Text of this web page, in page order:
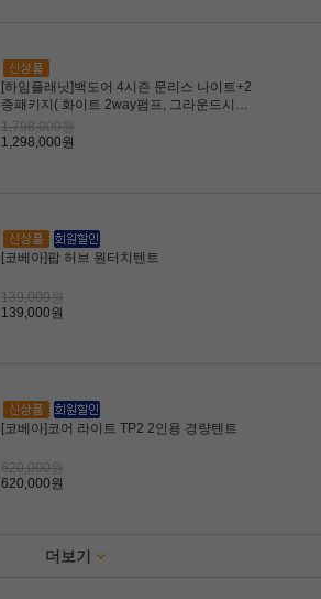
[하임플래닛]백도어 4시즌 문리스 나이트+2
종패키지( 화이트 2way펌프, 그라운드시
트) /당일발송
1,798,000원
1,298,000원
[코베아]팝 허브 원터치텐트
139,000원
139,000원
[코베아]코어 라이트 TP2 2인용 경량텐트
620,000원
620,000원
더보기